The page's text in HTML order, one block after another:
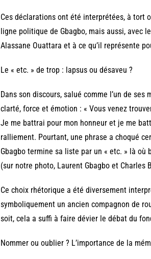
Ces déclarations ont été interprétées, à tort
ligne politique de Gbagbo, mais aussi, avec
Alassane Ouattara et à ce qu’il représente
Le « etc. » de trop : lapsus ou désaveu ?
Dans son discours, salué comme l’un de
clarté, force et émotion : « Vous venez
Je me battrai pour mon honneur et je me
ralliement. Pourtant, une phrase a choqué
Gbagbo termine sa liste par un « etc. » là où
(sur notre photo, Laurent Gbagbo et Charles
Ce choix rhétorique a été diversement
symboliquement un ancien compagnon de
soit, cela a suffi à faire dévier le débat du
Nommer ou oublier ? L’importance de la